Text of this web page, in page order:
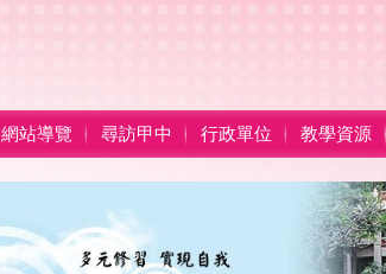
網站導覽 尋訪甲中 行政單位 教學資源